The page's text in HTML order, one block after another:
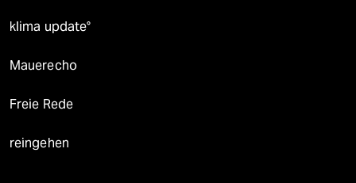
klima update°
Mauerecho
Freie Rede
reingehen